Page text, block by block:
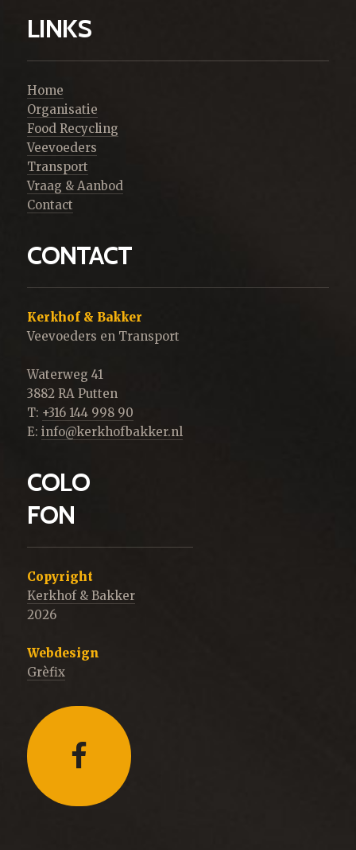
LINKS
Home
Organisatie
Food Recycling
Veevoeders
Transport
Vraag & Aanbod
Contact
CONTACT
Kerkhof & Bakker
Veevoeders en Transport
Waterweg 41
3882 RA Putten
T: +316 144 998 90
E: info@kerkhofbakker.nl
COLO
FON
Copyright
Kerkhof & Bakker
2026
Webdesign
Grèfix